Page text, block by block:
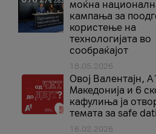
моќна
кампања за
користење на
технологијата во
сообраќајот
18.05.2026
Овој Валентајн,
Македонија и 6
кафулиња ја
темата за safe
16.02.2026